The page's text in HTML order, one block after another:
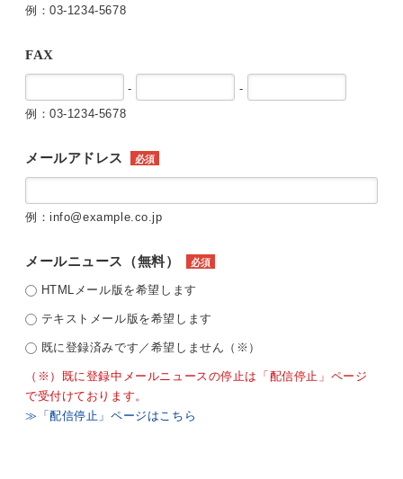
例：03-1234-5678
FAX
-
-
例：03-1234-5678
メールアドレス 必須
例：info@example.co.jp
メールニュース（無料） 必須
HTMLメール版を希望します
テキストメール版を希望します
既に登録済みです／希望しません（※）
（※）既に登録中メールニュースの停止は「配信停止」ページ
で受付けております。
≫「配信停止」ページはこちら